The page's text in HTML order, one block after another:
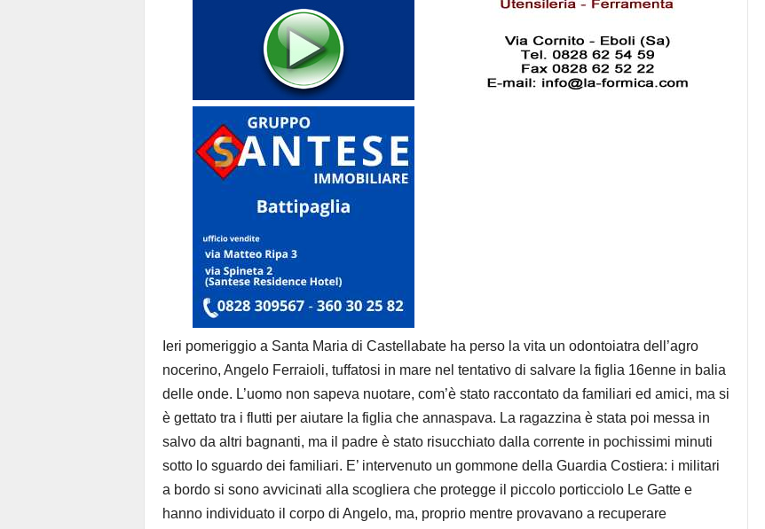
Ieri pomeriggio a Santa Maria di Castellabate ha perso la vita un odontoiatra dell’agro
nocerino, Angelo Ferraioli, tuffatosi in mare nel tentativo di salvare la figlia 16enne in balia
delle onde. L’uomo non sapeva nuotare, com’è stato raccontato da familiari ed amici, ma si
è gettato tra i flutti per aiutare la figlia che annaspava. La ragazzina è stata poi messa in
salvo da altri bagnanti, ma il padre è stato risucchiato dalla corrente in pochissimi minuti
sotto lo sguardo dei familiari. E’ intervenuto un gommone della Guardia Costiera: i militari
a bordo si sono avvicinati alla scogliera che protegge il piccolo porticciolo Le Gatte e
hanno individuato il corpo di Angelo, ma, proprio mentre provavano a recuperare